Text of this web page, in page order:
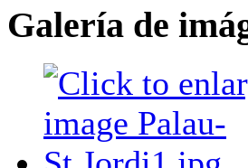
Galería de